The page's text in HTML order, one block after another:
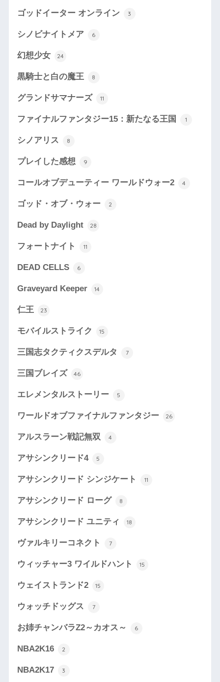
ゴッドイーター オンライン 3
シノビナイトメア 6
幻想少女 24
黒騎士と白の魔王 8
グランドサマナーズ 11
ファイナルファンタジー15：新たなる王国 1
シノアリス 8
プレイした感想 9
コールオブデューティー ワールドウォー2 4
ゴッド・オブ・ウォー 2
Dead by Daylight 28
フォートナイト 11
DEAD CELLS 6
Graveyard Keeper 14
仁王 23
モバイルストライク 15
三国志タクティクスデルタ 7
三国ブレイズ 46
エレメンタルストーリー 5
ワールドオブファイナルファンタジー 26
アルスラーン戦記無双 4
アサシンクリード4 5
アサシンクリード シンジケート 11
アサシンクリード ローグ 8
アサシンクリード ユニティ 18
ヴァルキリーコネクト 7
ウィッチャー3 ワイルドハント 15
ウェイストランド2 15
ウォッチドッグス 7
お姉チャンバラZ2～カオス～ 6
NBA2K16 2
NBA2K17 3